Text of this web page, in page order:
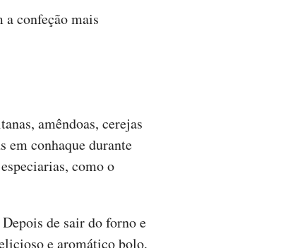
a confeção mais
amêndoas, cerejas
em conhaque durante
como o
de sair do forno e
e aromático bolo,